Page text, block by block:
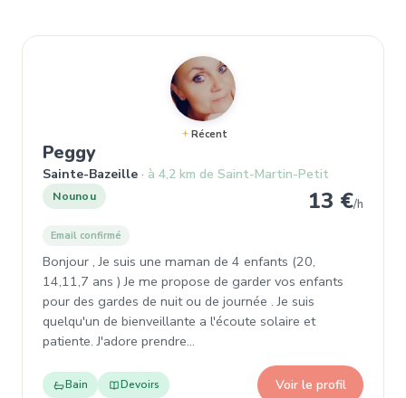
Récent
Peggy, Nounou à Sainte-Bazeille
Sainte-Bazeille à 4,2 km de Saint-Martin-Petit
Nounou 13 €/h
Email confirmé
Bonjour , Je suis une maman de 4 enfants (20,
14,11,7 ans ) Je me propose de garder vos enfants
pour des gardes de nuit ou de journée . Je suis
quelqu'un de bienveillante a l'écoute solaire et
patiente. J'adore prendre…
Bain Devoirs Voir le profil